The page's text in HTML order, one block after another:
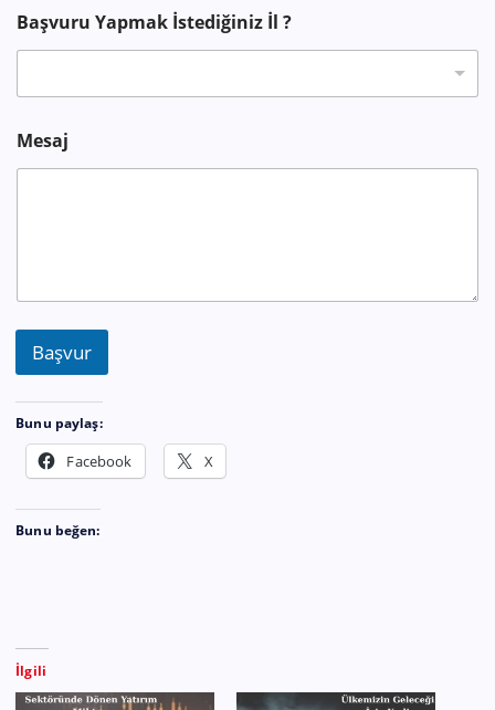
Başvuru Yapmak İstediğiniz İl ?
Mesaj
Başvur
Bunu paylaş:
Facebook X
Bunu beğen:
İlgili